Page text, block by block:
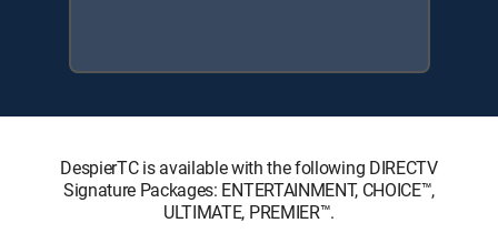
DespierTC is available with the following DIRECTV
Signature Packages: ENTERTAINMENT, CHOICE™,
ULTIMATE, PREMIER™.